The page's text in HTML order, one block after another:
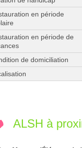
en période
en période de
de domiciliation
ALSH à